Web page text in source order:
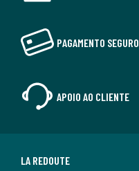
PAGAMENTO SEGURO
APOIO AO CLIENTE
LA REDOUTE